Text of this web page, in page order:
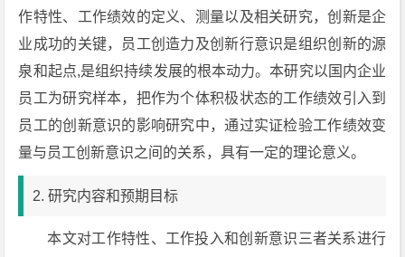
作特性、工作绩效的定义、测量以及相关研究，创新是企
业成功的关键，员工创造力及创新行意识是组织创新的源
泉和起点,是组织持续发展的根本动力。本研究以国内企业
员工为研究样本，把作为个体积极状态的工作绩效引入到
员工的创新意识的影响研究中，通过实证检验工作绩效变
量与员工创新意识之间的关系，具有一定的理论意义。
2. 研究内容和预期目标
本文对工作特性、工作投入和创新意识三者关系进行